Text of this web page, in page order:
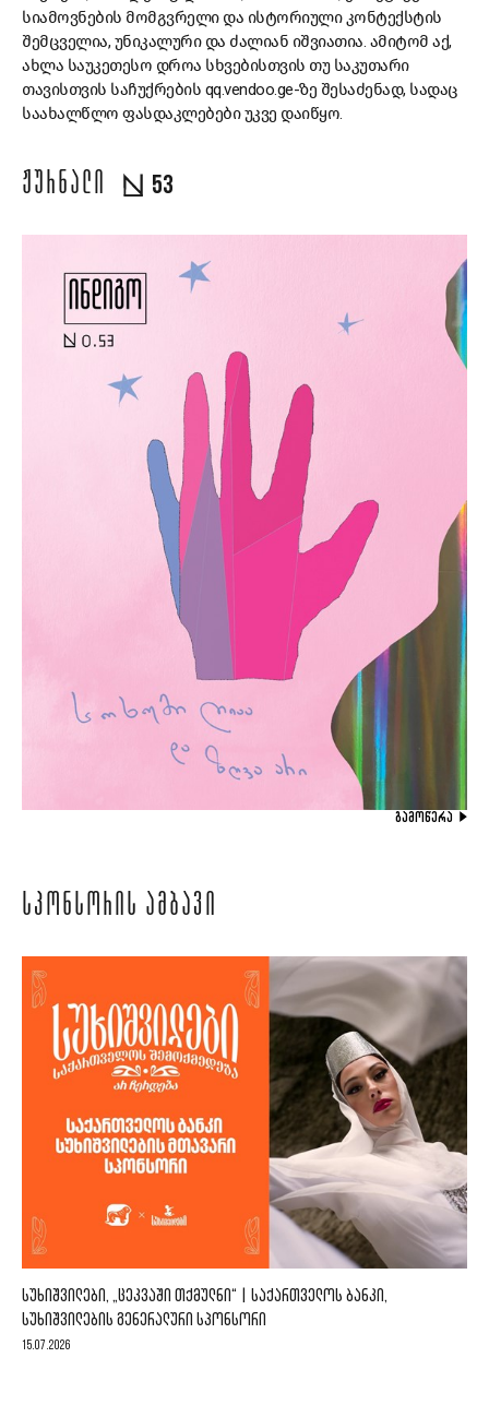
სიამოვნების მომგვრელი და ისტორიული კონტექსტის
შემცველია, უნიკალური და ძალიან იშვიათია. ამიტომ აქ,
ახლა საუკეთესო დროა სხვებისთვის თუ საკუთარი
თავისთვის საჩუქრების qq.vendoo.ge-ზე შესაძენად, სადაც
საახალწლო ფასდაკლებები უკვე დაიწყო.
ᲟᲣᲠᲜᲐᲚᲘ 53
ᲒᲐᲛᲝᲬᲔᲠᲐ
ᲡᲞᲝᲜᲡᲝᲠᲘᲡ ᲐᲛᲑᲐᲕᲘ
ᲡᲣᲮᲘᲨᲕᲘᲚᲔᲑᲘ, „ᲪᲔᲙᲕᲐᲨᲘ ᲗᲥᲛᲣᲚᲜᲘ“ | ᲡᲐᲥᲐᲠᲗᲕᲔᲚᲝᲡ ᲑᲐᲜᲙᲘ,
ᲡᲣᲮᲘᲨᲕᲘᲚᲔᲑᲘᲡ ᲒᲔᲜᲔᲠᲐᲚᲣᲠᲘ ᲡᲞᲝᲜᲡᲝᲠᲘ
15.07.2026